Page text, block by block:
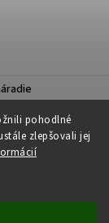
pohodlné
zlepšovali jej